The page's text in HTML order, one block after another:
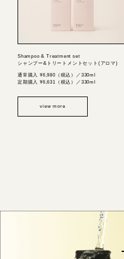
Shampoo & Treatment set
シャンプー&トリートメントセット(アロマ)
通常購入 ¥6,980（税込）／330ml
定期購入 ¥6,631（税込）／330ml
view more